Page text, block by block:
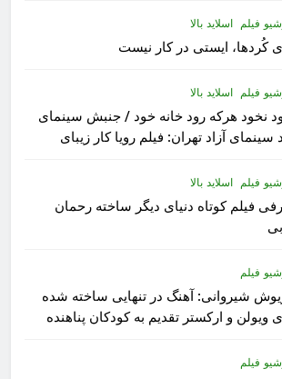
فیلم اسلاید بالا
کُردها، ایستی در کار نیست
فیلم اسلاید بالا
نخود هرکه رود خانه خود / جنبش سینمای
سینمای آزاد تهران: فیلم رویا کار زیبای
فیلم اسلاید بالا
فیلم کوتاه دنیای دیگر ساخته رحمان
فیلم
شیروانی: آهنگ در تنهایی ساخته شده
ویولن و ارکستر تقدیم به کودکان پناهنده
فیلم